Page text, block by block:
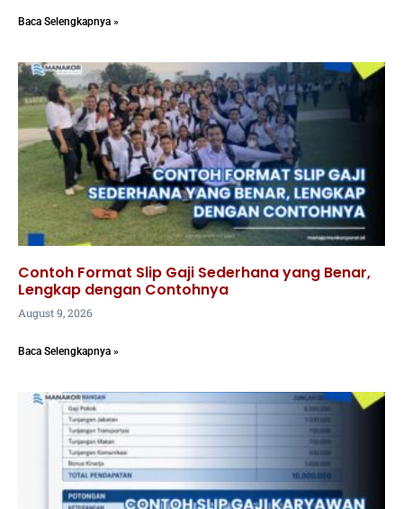
Baca Selengkapnya »
Contoh Format Slip Gaji Sederhana yang Benar,
Lengkap dengan Contohnya
August 9, 2026
Baca Selengkapnya »